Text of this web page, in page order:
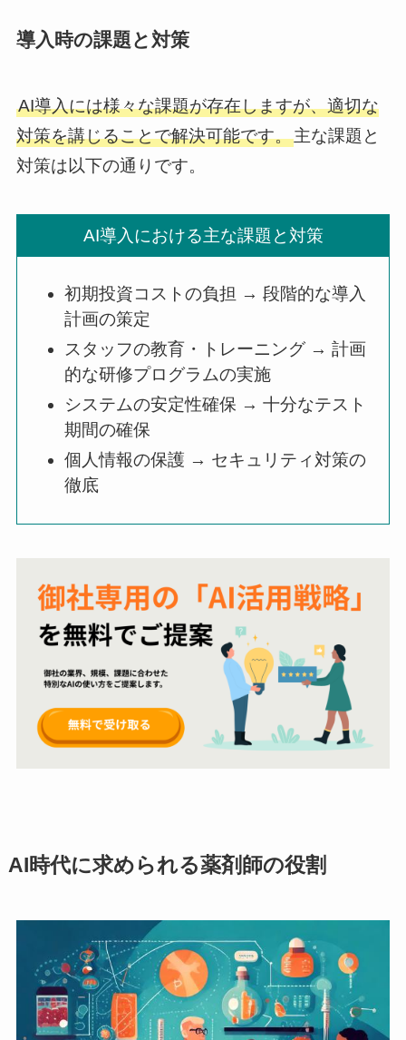
導入時の課題と対策
AI導入には様々な課題が存在しますが、適切な
対策を講じることで解決可能です。主な課題と
対策は以下の通りです。
AI導入における主な課題と対策
初期投資コストの負担 → 段階的な導入
計画の策定
スタッフの教育・トレーニング → 計画
的な研修プログラムの実施
システムの安定性確保 → 十分なテスト
期間の確保
個人情報の保護 → セキュリティ対策の
徹底
AI時代に求められる薬剤師の役割